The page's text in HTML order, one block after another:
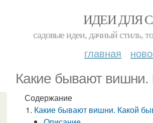
ИДЕИ ДЛЯ
садовые идеи, дачный стиль,
главная
Какие бывают вишни.
Содержание
Какие бывают вишни. Какой